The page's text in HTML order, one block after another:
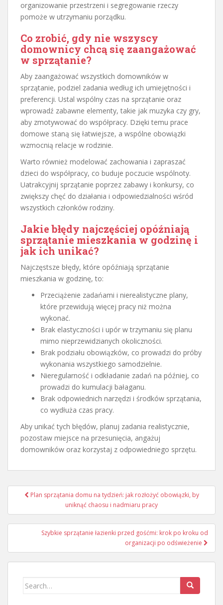
organizowanie przestrzeni i segregowanie rzeczy
pomoże w utrzymaniu porządku.
Co zrobić, gdy nie wszyscy
domownicy chcą się zaangażować
w sprzątanie?
Aby zaangażować wszystkich domowników w
sprzątanie, podziel zadania według ich umiejętności i
preferencji. Ustal wspólny czas na sprzątanie oraz
wprowadź zabawne elementy, takie jak muzyka czy gry,
aby zmotywować do współpracy. Dzięki temu prace
domowe staną się łatwiejsze, a wspólne obowiązki
wzmocnią relacje w rodzinie.
Warto również modelować zachowania i zapraszać
dzieci do współpracy, co buduje poczucie wspólnoty.
Uatrakcyjnij sprzątanie poprzez zabawy i konkursy, co
zwiększy chęć do działania i odpowiedzialności wśród
wszystkich członków rodziny.
Jakie błędy najczęściej opóźniają
sprzątanie mieszkania w godzinę i
jak ich unikać?
Najczęstsze błędy, które opóźniają sprzątanie
mieszkania w godzinę, to:
Przeciążenie zadańami i nierealistyczne plany,
które przewidują więcej pracy niż można
wykonać.
Brak elastyczności i upór w trzymaniu się planu
mimo nieprzewidzianych okoliczności.
Brak podziału obowiązków, co prowadzi do próby
wykonania wszystkiego samodzielnie.
Nieregularność i odkładanie zadań na później, co
prowadzi do kumulacji bałaganu.
Brak odpowiednich narzędzi i środków sprzątania,
co wydłuża czas pracy.
Aby unikać tych błędów, planuj zadania realistycznie,
pozostaw miejsce na przesunięcia, angażuj
domowników oraz korzystaj z odpowiedniego sprzętu.
Nawigacja
Plan sprzątania domu na tydzień: jak rozłożyć obowiązki, by
uniknąć chaosu i nadmiaru pracy
Szybkie sprzątanie łazienki przed gośćmi: krok po kroku od
organizacji po odświeżenie
Search